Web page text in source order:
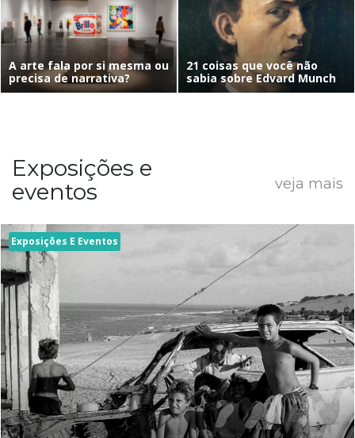
A arte fala por si mesma ou
precisa de narrativa?
21 coisas que você não
sabia sobre Edvard Munch
Exposições e
eventos
veja mais
Exposições E Eventos